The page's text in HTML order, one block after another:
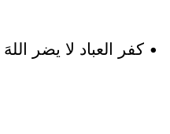
• كفر العباد لا يضر